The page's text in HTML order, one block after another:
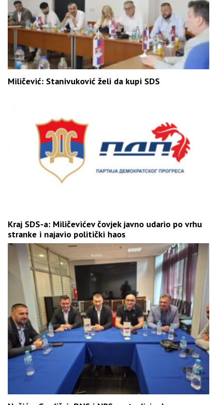
Miličević: Stanivuković želi da kupi SDS
Kraj SDS-a: Miličevićev čovjek javno udario po vrhu
stranke i najavio politički haos